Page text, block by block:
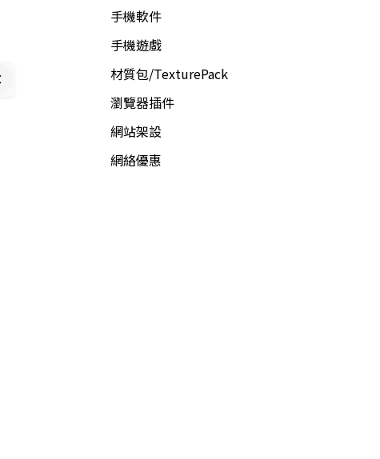
手機軟件
手機遊戲
材質包/TexturePack
瀏覽器插件
網站架設
網絡優惠